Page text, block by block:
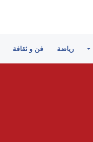
رياضة فن و ثقافة